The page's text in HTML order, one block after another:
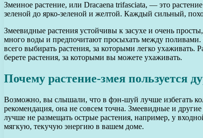
Змеиное растение, или Dracaena trifasciata, — это
зеленой до ярко-зеленой и желтой. Каждый сильный,
Змеевидные растения устойчивы к засухе и очень
много воды и предпочитают просыхать между
всего выбирать растения, за которыми легко
берете растения, за которыми вы можете ухаживать.
Почему растение-змея пользуется
Возможно, вы слышали, что в фэн-шуй лучше избегать
рекомендация, она не совсем точна. Змеевидные и
лучше не размещать острые растения, например, у
мягкую, текучую энергию в вашем доме.